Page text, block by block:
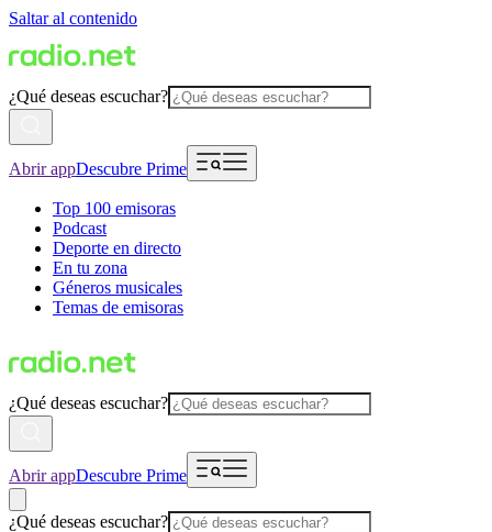
Saltar al contenido
¿Qué deseas escuchar?
Abrir appDescubre Prime
Top 100 emisoras
Podcast
Deporte en directo
En tu zona
Géneros musicales
Temas de emisoras
¿Qué deseas escuchar?
Abrir appDescubre Prime
¿Qué deseas escuchar?